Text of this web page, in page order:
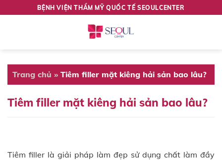
BỆNH VIỆN THẨM MỸ QUỐC TẾ SEOULCENTER
Trang chủ » Tiêm filler mặt kiêng hải sản bao lâu?
Tiêm filler mặt kiêng hải sản bao lâu?
Tiêm filler là giải pháp làm đẹp sử dụng chất làm đầy